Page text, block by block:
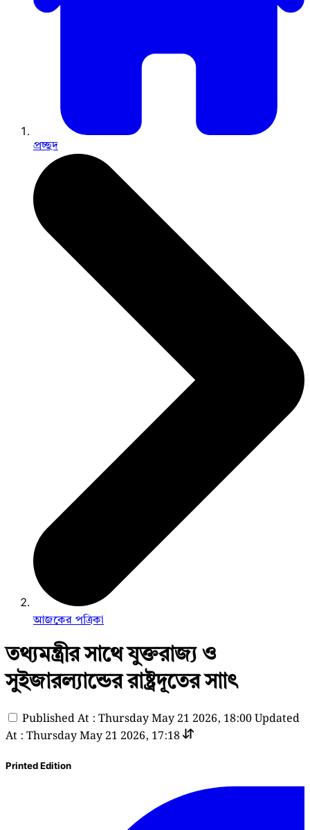
প্রচ্ছদ
আজকের পত্রিকা
তথ্যমন্ত্রীর সাথে যুক্তরাজ্য ও
সুইজারল্যান্ডের রাষ্ট্রদূতের সাাৎ
Published At : Thursday May 21 2026, 18:00Updated
At : Thursday May 21 2026, 17:18
Printed Edition